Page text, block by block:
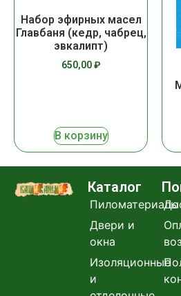
Набор эфирных масел
Главбаня (кедр, чабрец,
эвкалипт)
650,00₽
В корзину
Каталог
Пиломатериалы
Двери и
окна
Изоляционные
и